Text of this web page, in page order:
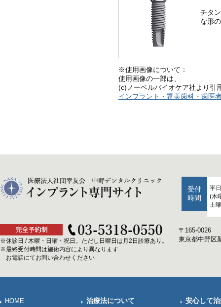
チタ
な形
※使用画像について：
使用画像の一部は、
(c)ノーベルバイオケア社より引
インプラント・審美歯科・歯医
受付
時間
平
(木
土
※休診日 / 木曜・日曜・祝日。ただし日曜日は月2日診療あり。
※最終受付時間は施術内容により異なります
お電話にてお問い合わせください
〒165-0026
東京都中野区
HOME
治療法について 安心して